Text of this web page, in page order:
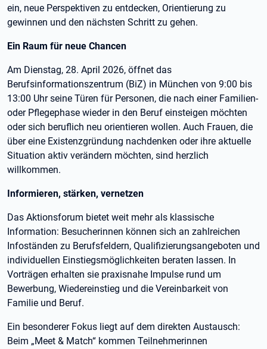
ein, neue Perspektiven zu entdecken, Orientierung zu
gewinnen und den nächsten Schritt zu gehen.
Ein Raum für neue Chancen
Am Dienstag, 28. April 2026, öffnet das
Berufsinformationszentrum (BiZ) in München von 9:00 bis
13:00 Uhr seine Türen für Personen, die nach einer Familien-
oder Pflegephase wieder in den Beruf einsteigen möchten
oder sich beruflich neu orientieren wollen. Auch Frauen, die
über eine Existenzgründung nachdenken oder ihre aktuelle
Situation aktiv verändern möchten, sind herzlich
willkommen.
Informieren, stärken, vernetzen
Das Aktionsforum bietet weit mehr als klassische
Information: Besucherinnen können sich an zahlreichen
Infoständen zu Berufsfeldern, Qualifizierungsangeboten und
individuellen Einstiegsmöglichkeiten beraten lassen. In
Vorträgen erhalten sie praxisnahe Impulse rund um
Bewerbung, Wiedereinstieg und die Vereinbarkeit von
Familie und Beruf.
Ein besonderer Fokus liegt auf dem direkten Austausch:
Beim „Meet & Match“ kommen Teilnehmerinnen